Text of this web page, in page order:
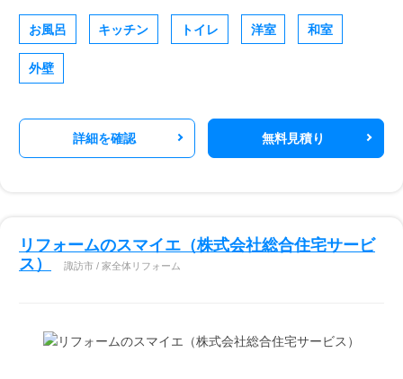
お風呂 キッチン トイレ 洋室 和室
外壁
詳細を確認 無料見積り
リフォームのスマイエ（株式会社総合住宅サービ
ス）
諏訪市 / 家全体リフォーム